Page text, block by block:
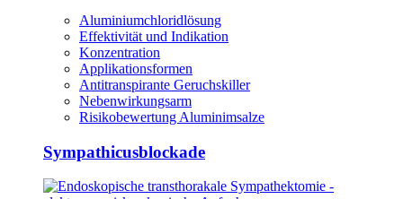
Aluminiumchloridlösung
Effektivität und Indikation
Konzentration
Applikationsformen
Antitranspirante Geruchskiller
Nebenwirkungsarm
Risikobewertung Aluminimsalze
Sympathicusblockade